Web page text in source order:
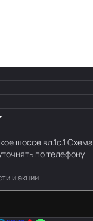
шоссе вл.1с.1 Схема
по телефону
и акции